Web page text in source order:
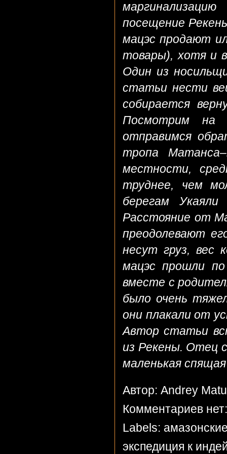
посещение
мацэс продают
товары), хотя и
Один из
статьи нести
собирается
Посмотрим на
отправимся
тропа
местности,
труднее, чем
берегам
Расстояние от
преодолевают
несут груз, вес
мацэс прошли
вместе с
было очень
они плакали от
Автор статьи
из Рекены. Отец
маленькая
Автор: Andrey
Комментариев
Labels:
экспедиция к